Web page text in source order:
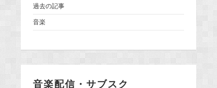
過去の記事
音楽
音楽配信・サブスク